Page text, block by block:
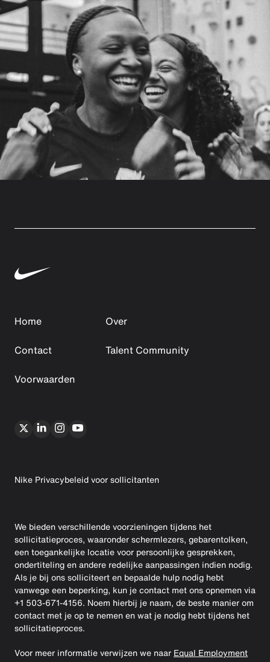
Home
Over
Contact
Talent Community
Voorwaarden
Nike Privacybeleid voor sollicitanten
We bieden verschillende voorzieningen tijdens het
sollicitatieproces, waaronder schermlezers, gebarentolken,
een toegankelijke locatie voor persoonlijke gesprekken,
ondertiteling en andere redelijke aanpassingen indien nodig.
Als je bij ons solliciteert en bepaalde hulp nodig hebt
vanwege een beperking, kun je contact met ons opnemen via
+1 503-671-4156. Noem hierbij je naam, de beste manier om
contact met je op te nemen en wat je nodig hebt tijdens het
sollicitatieproces.
Voor meer informatie verwijzen we naar Equal Employment